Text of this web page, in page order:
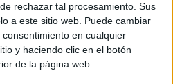
rechazar tal procesamiento. Sus
a este sitio web. Puede cambiar
en cualquier
y haciendo clic en el botón
de la página web.
especialmente cómo y por
visuales entre una fase de la
a simple vista puede parecer
«vacíos» entre una